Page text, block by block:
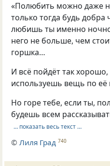
«Полюбить можно даже
только тогда будь добра
любишь ты именно
него не больше, чем
горшка…
И всё пойдёт так хорошо,
используешь вещь по
Но горе тебе, если ты,
будешь всем
… показать весь текст …
©Лиля Град 740